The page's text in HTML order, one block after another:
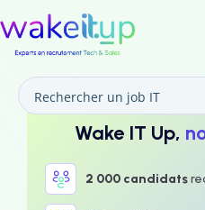
Wake IT Up,
2 000 candidats